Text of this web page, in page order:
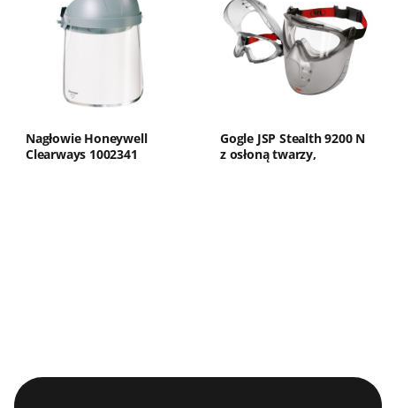
Nagłowie Honeywell
Clearways 1002341
Gogle JSP Stealth 9200 N
z osłoną twarzy,